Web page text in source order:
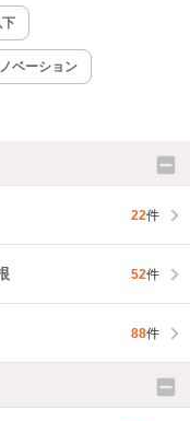
ベーション
22件
52件
88件